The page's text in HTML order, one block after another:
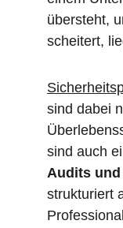
übersteht,
scheitert,
sind dabei
sind auch
Audits
strukturiert